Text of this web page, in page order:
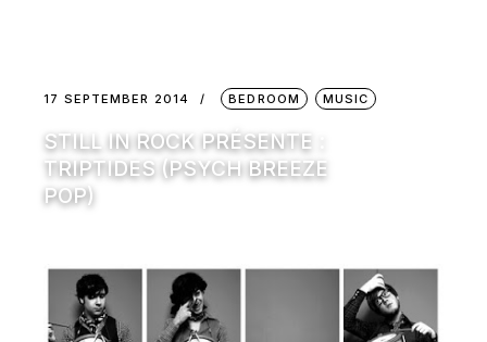
17 SEPTEMBER 2014 BEDROOM MUSIC
STILL IN ROCK PRÉSENTE :
TRIPTIDES (PSYCH BREEZE
POP)